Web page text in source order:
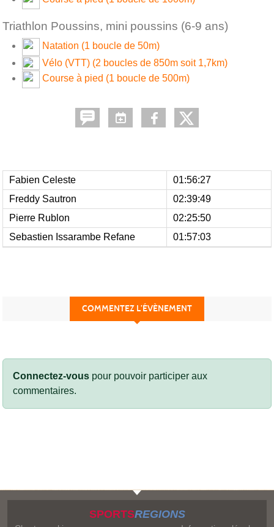
Triathlon Poussins, mini poussins (6-9 ans)
Natation (1 boucle de 50m)
Vélo (VTT) (2 boucles de 850m soit 1,7km)
Course à pied (1 boucle de 500m)
Fabien Celeste
01:56:27
Freddy Sautron
02:39:49
Pierre Rublon
02:25:50
Sebastien Issarambe Refane
01:57:03
COMMENTEZ L’ÉVÈNEMENT
Connectez-vous pour pouvoir participer aux
commentaires.
SPORTSREGIONS